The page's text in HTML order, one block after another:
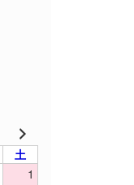
土
1